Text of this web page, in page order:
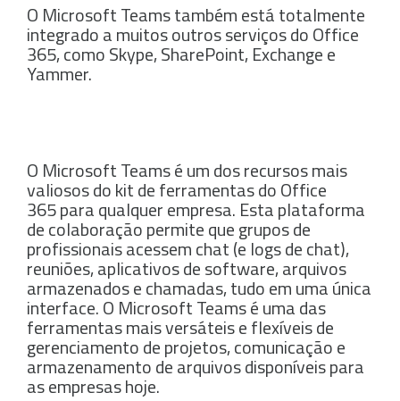
O Microsoft Teams também está totalmente
integrado a muitos outros serviços do Office
365, como Skype, SharePoint, Exchange e
Yammer.
O Microsoft Teams é um dos recursos mais
valiosos do kit de ferramentas do Office
365 para qualquer empresa. Esta plataforma
de colaboração permite que grupos de
profissionais acessem chat (e logs de chat),
reuniões, aplicativos de software, arquivos
armazenados e chamadas, tudo em uma única
interface. O Microsoft Teams é uma das
ferramentas mais versáteis e flexíveis de
gerenciamento de projetos, comunicação e
armazenamento de arquivos disponíveis para
as empresas hoje.